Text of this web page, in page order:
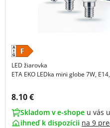
LED žiarovka
ETA EKO LEDka mini globe 7W,
Cena s DPH:
8.10 €
Skladom v e-shope u vás
ihneď k dispozícii na 9